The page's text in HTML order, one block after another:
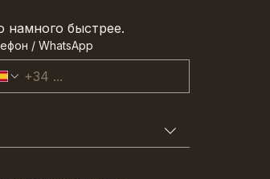
намного быстрее.
/ WhatsApp